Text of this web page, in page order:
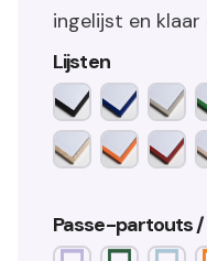
ingelijst en
Lijsten
Passe-partouts /